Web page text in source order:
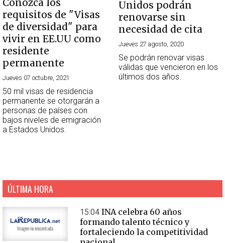
Conozca los
requisitos de "Visas
de diversidad" para
vivir en EE.UU como
residente
permanente
Jueves 07 octubre, 2021
50 mil visas de residencia
permanente se otorgarán a
personas de países con
bajos niveles de emigración
a Estados Unidos.
Unidos podrán
renovarse sin
necesidad de cita
Jueves 27 agosto, 2020
Se podrán renovar visas
válidas que vencieron en los
últimos dos años.
ÚLTIMA HORA
15:04 INA celebra 60 años
formando talento técnico y
fortaleciendo la competitividad